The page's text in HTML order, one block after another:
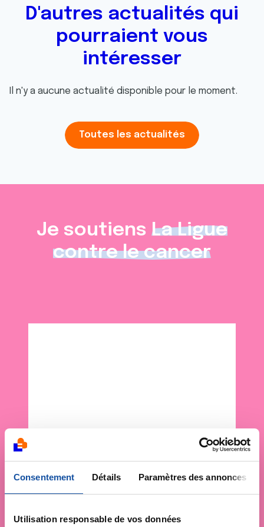
Consentement Détails Paramètres des annonces
Utilisation responsable de vos données
D'autres actualités qui
pourraient vous
intéresser
Il n'y a aucune actualité disponible pour le moment.
Toutes les actualités
Je soutiens La Ligue
contre le cancer